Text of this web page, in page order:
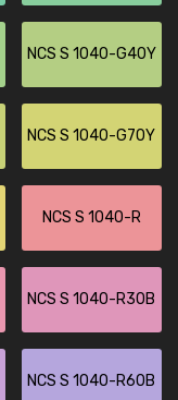
NCS S 1040-G40Y
NCS S 1040-G70Y
NCS S 1040-R
NCS S 1040-R30B
NCS S 1040-R60B